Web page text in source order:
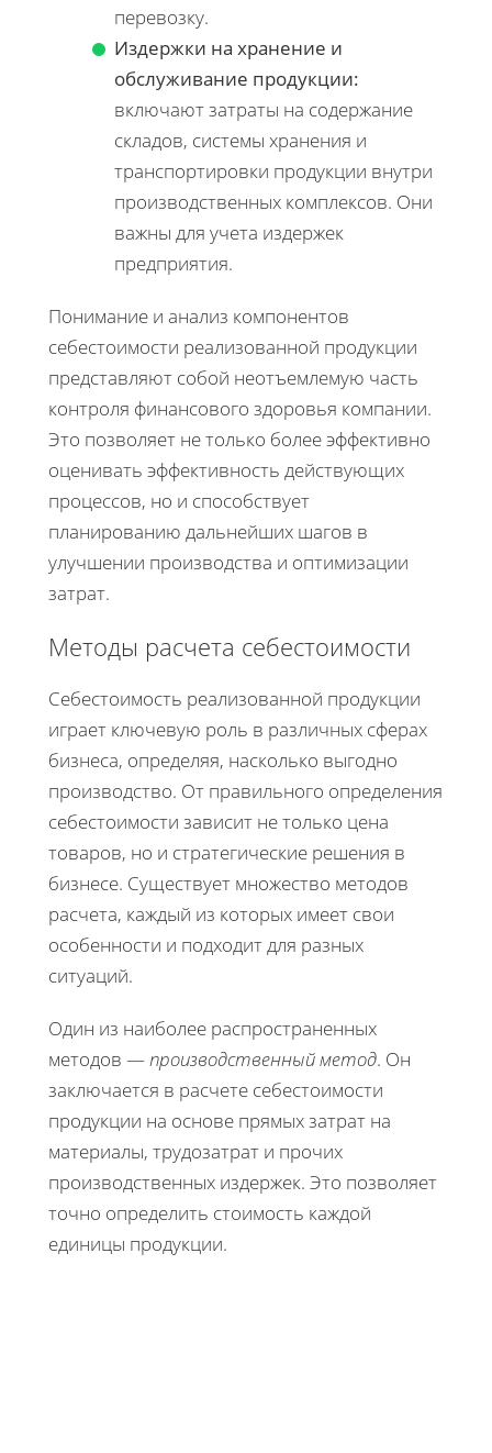
перевозку.
Издержки на хранение и
обслуживание продукции:
включают затраты на содержание
складов, системы хранения и
транспортировки продукции внутри
производственных комплексов. Они
важны для учета издержек
предприятия.
Понимание и анализ компонентов
себестоимости реализованной продукции
представляют собой неотъемлемую часть
контроля финансового здоровья компании.
Это позволяет не только более эффективно
оценивать эффективность действующих
процессов, но и способствует
планированию дальнейших шагов в
улучшении производства и оптимизации
затрат.
Методы расчета себестоимости
Себестоимость реализованной продукции
играет ключевую роль в различных сферах
бизнеса, определяя, насколько выгодно
производство. От правильного определения
себестоимости зависит не только цена
товаров, но и стратегические решения в
бизнесе. Существует множество методов
расчета, каждый из которых имеет свои
особенности и подходит для разных
ситуаций.
Один из наиболее распространенных
методов —производственный метод. Он
заключается в расчете себестоимости
продукции на основе прямых затрат на
материалы, трудозатрат и прочих
производственных издержек. Это позволяет
точно определить стоимость каждой
единицы продукции.